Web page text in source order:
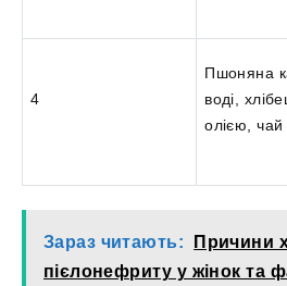
4
Пшоняна
воді,
олією, чай
Зараз читають:
Причини
пієлонефриту у жінок та